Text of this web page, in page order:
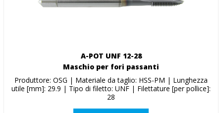
A-POT UNF 12-28
Maschio per fori passanti
Produttore: OSG | Materiale da taglio: HSS-PM | Lunghezza
utile [mm]: 29.9 | Tipo di filetto: UNF | Filettature [per pollice]:
28